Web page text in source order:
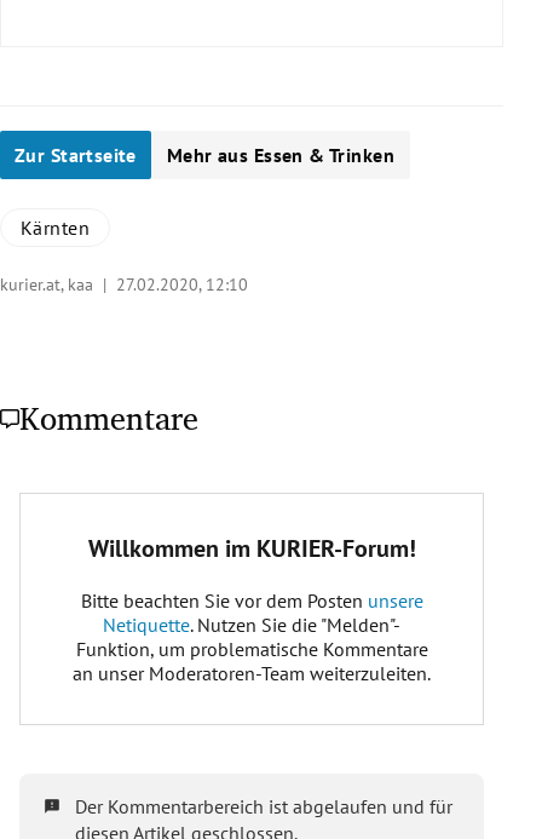
Zur Startseite Mehr aus Essen & Trinken
Kärnten
kurier.at, kaa | 27.02.2020, 12:10
Kommentare